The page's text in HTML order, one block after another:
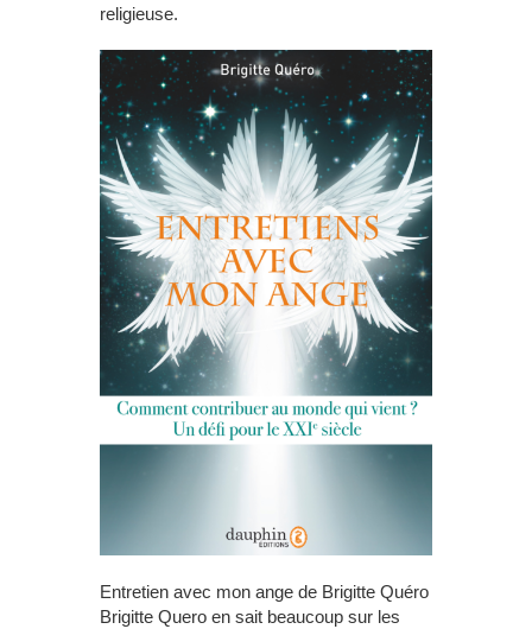
religieuse.
Entretien avec mon ange de Brigitte Quéro
Brigitte Quero en sait beaucoup sur les